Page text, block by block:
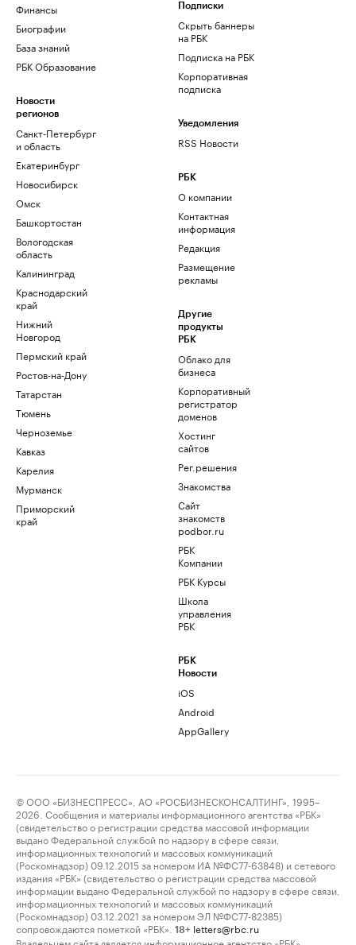
Финансы
Биографии
База знаний
РБК Образование
Новости
регионов
Санкт-Петербург
и область
Екатеринбург
Новосибирск
Омск
Башкортостан
Вологодская
область
Калининград
Краснодарский
край
Нижний
Новгород
Пермский край
Ростов-на-Дону
Татарстан
Тюмень
Черноземье
Кавказ
Карелия
Мурманск
Приморский
край
Подписки
Скрыть баннеры
на РБК
Подписка на РБК
Корпоративная
подписка
Уведомления
RSS Новости
РБК
О компании
Контактная
информация
Редакция
Размещение
рекламы
Другие
продукты
РБК
Облако для
бизнеса
Корпоративный
регистратор
доменов
Хостинг
сайтов
Рег.решения
Знакомства
Сайт
знакомств
podbor.ru
РБК
Компании
РБК Курсы
Школа
управления
РБК
РБК
Новости
iOS
Android
AppGallery
© ООО «БИЗНЕСПРЕСС», АО «РОСБИЗНЕСКОНСАЛТИНГ», 1995–
2026. Сообщения и материалы информационного агентства «РБК»
(свидетельство о регистрации средства массовой информации
выдано Федеральной службой по надзору в сфере связи,
информационных технологий и массовых коммуникаций
(Роскомнадзор) 09.12.2015 за номером ИА №ФС77-63848) и сетевого
издания «РБК» (свидетельство о регистрации средства массовой
информации выдано Федеральной службой по надзору в сфере связи,
информационных технологий и массовых коммуникаций
(Роскомнадзор) 03.12.2021 за номером ЭЛ №ФС77-82385)
сопровождаются пометкой «РБК».
18+ letters@rbc.ru